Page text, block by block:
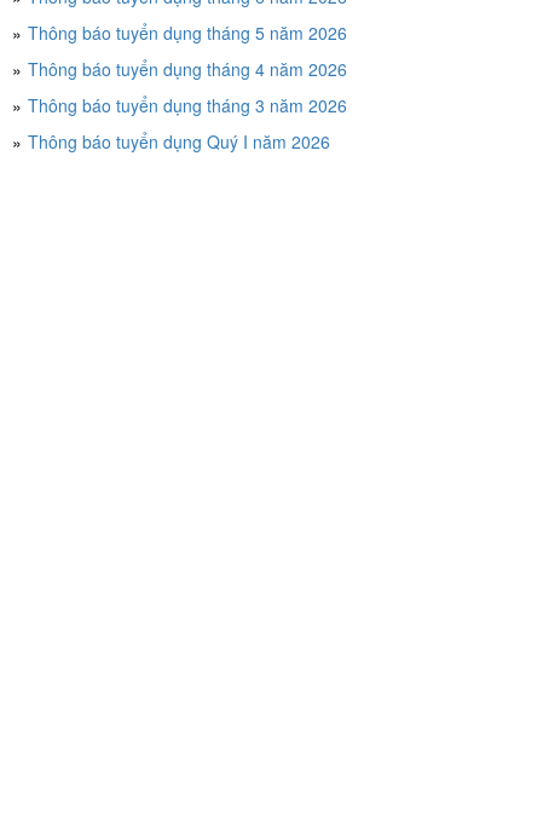
để
tăng
Thông báo tuyển dụng tháng 5 năm 2026
Thông báo tuyển dụng tháng 4 năm 2026
Thông báo tuyển dụng tháng 3 năm 2026
Thông báo tuyển dụng Quý I năm 2026